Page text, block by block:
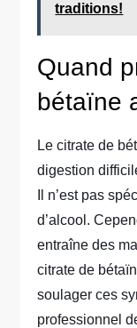
traditions!
Quand
bétaïne
Le citrate de
digestion
Il n’est pas
d’alcool.
entraîne des
citrate de
soulager ces
professionnel